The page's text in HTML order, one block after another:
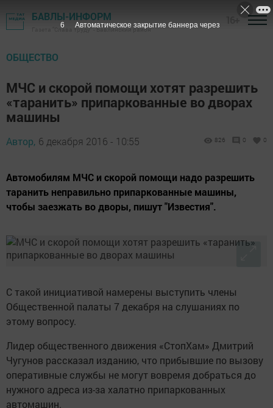
БАВЛЫ-ИНФОРМ
Газета "Слава труду" - Бавлинский район
ОБЩЕСТВО
МЧС и скорой помощи хотят разрешить
«таранить» припаркованные во дворах
машины
Автор, 6 декабря 2016 - 10:55 826 0 0
Автомобилям МЧС и скорой помощи надо разрешить
таранить неправильно припаркованные машины,
чтобы заезжать во дворы, пишут "Известия".
С такой инициативой намерены выступить члены
Общественной палаты 7 декабря на слушаниях по
этому вопросу.
Лидер общественного движения «СтопХам» Дмитрий
Чугунов рассказал изданию, что прибывшие по вызову
оперативные службы не могут вовремя добраться до
нужного адреса из-за халатно припаркованных
автомашин.
5 Автоматическое закрытие баннера через